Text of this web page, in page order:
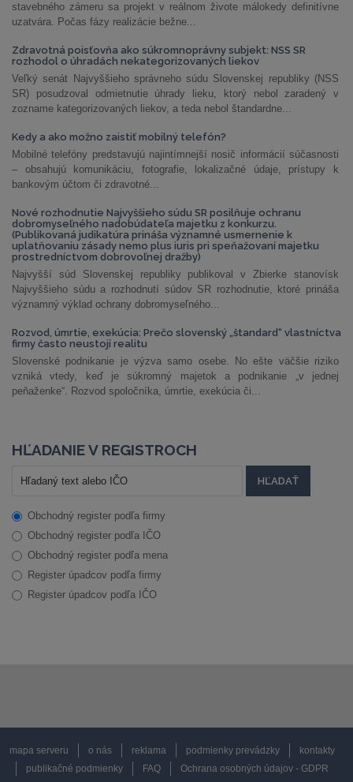
stavebného zámeru sa projekt v reálnom živote málokedy definitívne
uzatvára. Počas fázy realizácie bežne...
Zdravotná poisťovňa ako súkromnoprávny subjekt: NSS SR
rozhodol o úhradách nekategorizovaných liekov
Veľký senát Najvyššieho správneho súdu Slovenskej republiky (NSS
SR) posudzoval odmietnutie úhrady lieku, ktorý nebol zaradený v
zozname kategorizovaných liekov, a teda nebol štandardne...
Kedy a ako možno zaistiť mobilný telefón?
Mobilné telefóny predstavujú najintímnejší nosič informácií súčasnosti
– obsahujú komunikáciu, fotografie, lokalizačné údaje, prístupy k
bankovým účtom či zdravotné...
Nové rozhodnutie Najvyššieho súdu SR posilňuje ochranu
dobromyseľného nadobúdateľa majetku z konkurzu.
(Publikovaná judikatúra prináša významné usmernenie k
uplatňovaniu zásady nemo plus iuris pri speňažovaní majetku
prostredníctvom dobrovoľnej dražby)
Najvyšší súd Slovenskej republiky publikoval v Zbierke stanovísk
Najvyššieho súdu a rozhodnutí súdov SR rozhodnutie, ktoré prináša
významný výklad ochrany dobromyseľného...
Rozvod, úmrtie, exekúcia: Prečo slovenský „štandard“ vlastníctva
firmy často neustojí realitu
Slovenské podnikanie je výzva samo osebe. No ešte väčšie riziko
vzniká vtedy, keď je súkromný majetok a podnikanie „v jednej
peňaženke“. Rozvod spoločníka, úmrtie, exekúcia či...
HĽADANIE V REGISTROCH
Obchodný register podľa firmy
Obchodný register podľa IČO
Obchodný register podľa mena
Register úpadcov podľa firmy
Register úpadcov podľa IČO
mapa serveru o nás reklama podmienky prevádzky
kontakty
publikačné podmienky
FAQ Ochrana osobných údajov - GDPR